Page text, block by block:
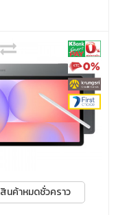
สินค้าหมดชั่วคราว